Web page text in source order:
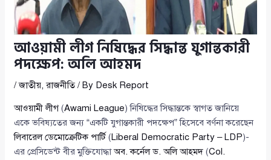
আওয়ামী লীগ নিষিদ্ধের সিদ্ধান্ত যুগান্তকারী
পদক্ষেপ: অলি আহমদ
/জাতীয়,রাজনীতি/ By Desk Report
আওয়ামী লীগ(Awami League) নিষিদ্ধের সিদ্ধান্তকে স্বাগত জানিয়ে
একে ভবিষ্যতের জন্য “একটি যুগান্তকারী পদক্ষেপ” হিসেবে বর্ণনা করেছেন
লিবারেল ডেমোক্রেটিক পার্টি (Liberal Democratic Party – LDP)-
এর প্রেসিডেন্ট বীর মুক্তিযোদ্ধাঅব. কর্নেল ড. অলি আহমদ (Col.